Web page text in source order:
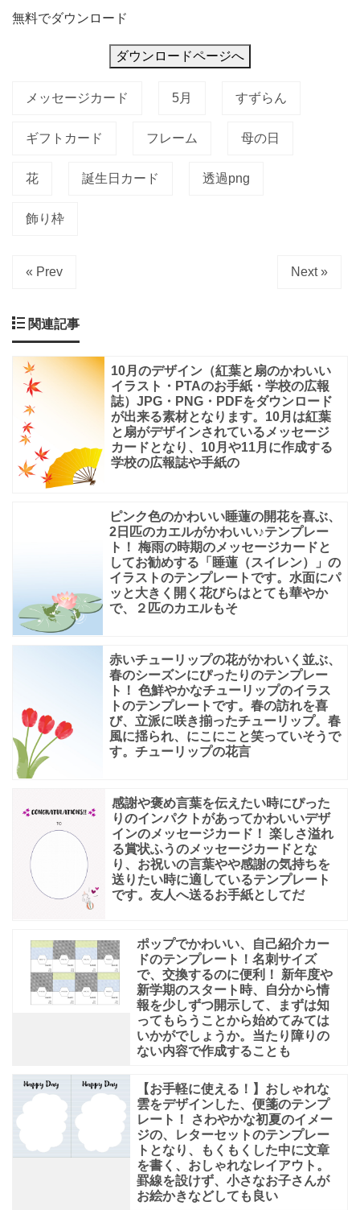
無料でダウンロード
ダウンロードページへ
メッセージカード 5月 すずらん
ギフトカード フレーム 母の日
花 誕生日カード 透過png
飾り枠
« Prev Next »
関連記事
10月のデザイン（紅葉と扇のかわいい
イラスト・PTAのお手紙・学校の広報
誌）JPG・PNG・PDFをダウンロード
が出来る素材となります。10月は紅葉
と扇がデザインされているメッセージ
カードとなり、10月や11月に作成する
学校の広報誌や手紙の
ピンク色のかわいい睡蓮の開花を喜ぶ、
2日匹のカエルがかわいい♪テンプレー
ト！ 梅雨の時期のメッセージカードと
してお勧めする「睡蓮（スイレン）」の
イラストのテンプレートです。水面にパ
ッと大きく開く花びらはとても華やか
で、２匹のカエルもそ
赤いチューリップの花がかわいく並ぶ、
春のシーズンにぴったりのテンプレー
ト！ 色鮮やかなチューリップのイラス
トのテンプレートです。春の訪れを喜
び、立派に咲き揃ったチューリップ。春
風に揺られ、にこにこと笑っていそうで
す。チューリップの花言
感謝や褒め言葉を伝えたい時にぴった
りのインパクトがあってかわいいデザ
インのメッセージカード！ 楽しさ溢れ
る賞状ふうのメッセージカードとな
り、お祝いの言葉やや感謝の気持ちを
送りたい時に適しているテンプレート
です。友人へ送るお手紙としてだ
ポップでかわいい、自己紹介カー
ドのテンプレート！名刺サイズ
で、交換するのに便利！ 新年度や
新学期のスタート時、自分から情
報を少しずつ開示して、まずは知
ってもらうことから始めてみては
いかがでしょうか。当たり障りの
ない内容で作成することも
【お手軽に使える！】おしゃれな
雲をデザインした、便箋のテンプ
レート！ さわやかな初夏のイメー
ジの、レターセットのテンプレー
トとなり、もくもくした中に文章
を書く、おしゃれなレイアウト。
罫線を設けず、小さなお子さんが
お絵かきなどしても良い